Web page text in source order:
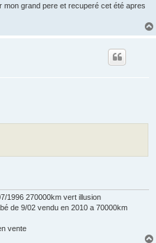
grand pere et recuperé cet été apres
1996 270000km vert illusion
de 9/02 vendu en 2010 a 70000km
vente